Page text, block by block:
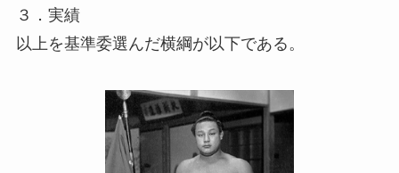
３．実績
以上を基準委選んだ横綱が以下である。